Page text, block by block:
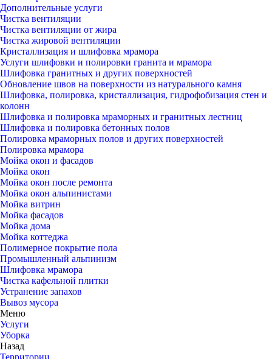
Дополнительные услуги
Чистка вентиляции
Чистка вентиляции от жира
Чистка жировой вентиляции
Кристаллизация и шлифовка мрамора
Услуги шлифовки и полировки гранита и мрамора
Шлифовка гранитных и других поверхностей
Обновление швов на поверхности из натурального камня
Шлифовка, полировка, кристаллизация, гидрофобизация стен и
колонн
Шлифовка и полировка мраморных и гранитных лестниц
Шлифовка и полировка бетонных полов
Полировка мраморных полов и других поверхностей
Полировка мрамора
Мойка окон и фасадов
Мойка окон
Мойка окон после ремонта
Мойка окон альпинистами
Мойка витрин
Мойка фасадов
Мойка дома
Мойка коттеджа
Полимерное покрытие пола
Промышленный альпинизм
Шлифовка мрамора
Чистка кафельной плитки
Устранение запахов
Вывоз мусора
Меню
Услуги
Уборка
Назад
Территории